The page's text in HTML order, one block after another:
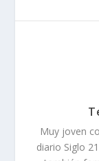
Muy joven
diario Siglo